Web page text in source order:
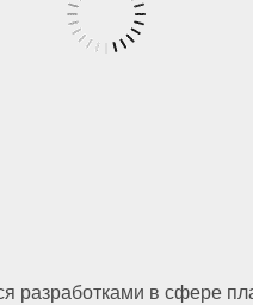
разработками в сфере